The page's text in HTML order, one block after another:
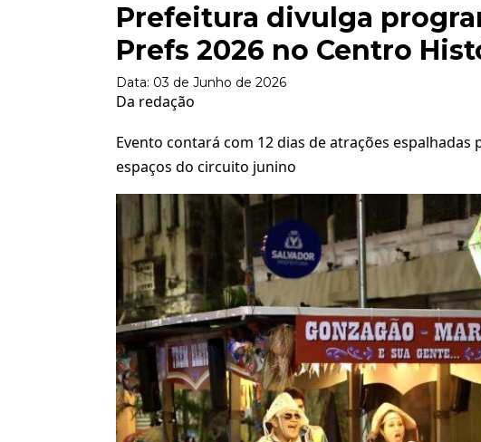
Prefeitura divulga
Prefs 2026 no Centro
Data: 03 de Junho de 2026
Da redação
Evento contará com 12 dias de atrações espalhadas
espaços do circuito junino